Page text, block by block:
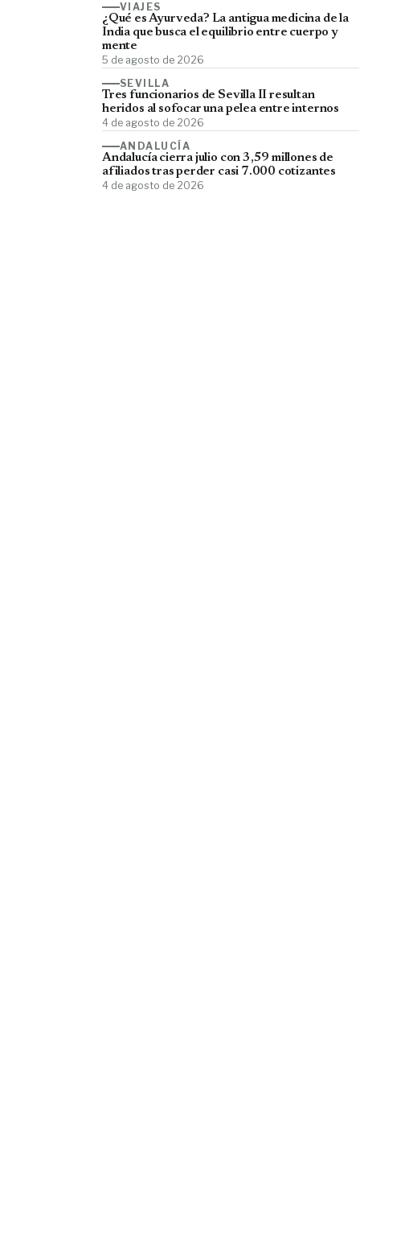
VIAJES
¿Qué es Ayurveda? La antigua medicina de la
India que busca el equilibrio entre cuerpo y
mente
5 de agosto de 2026
SEVILLA
Tres funcionarios de Sevilla II resultan
heridos al sofocar una pelea entre internos
4 de agosto de 2026
ANDALUCÍA
Andalucía cierra julio con 3,59 millones de
afiliados tras perder casi 7.000 cotizantes
4 de agosto de 2026